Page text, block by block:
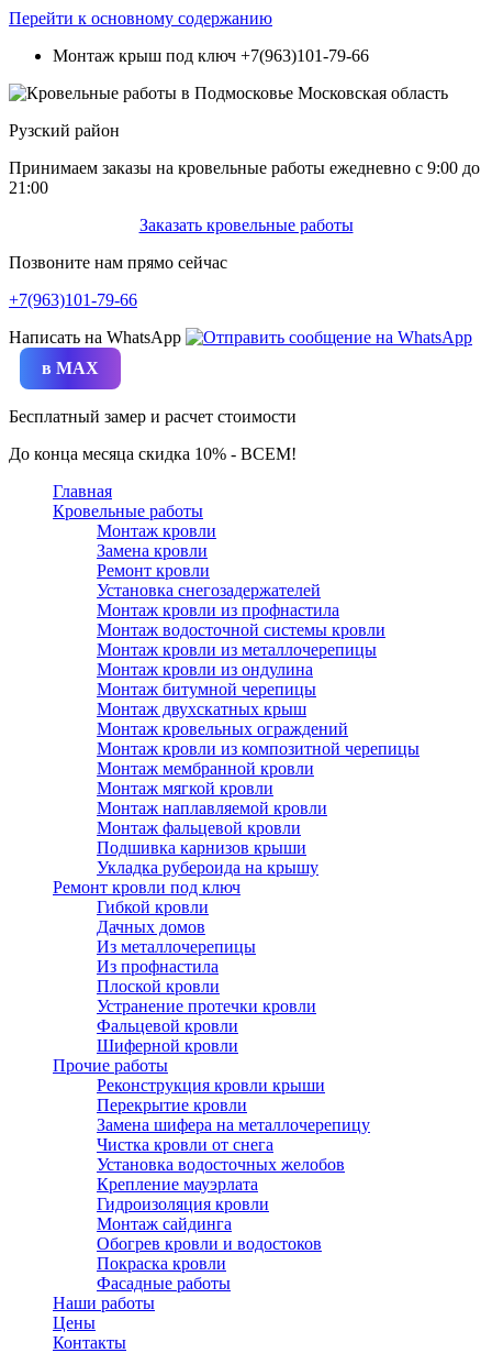
Перейти к основному содержанию
Монтаж крыш под ключ +7(963)101-79-66
Рузский район
Принимаем заказы на кровельные работы ежедневно c 9:00 до
21:00
Заказать кровельные работы
Позвоните нам прямо сейчас
+7(963)101-79-66
Написать на WhatsApp
в MAX
Бесплатный замер и расчет стоимости
До конца месяца скидка 10% - ВСЕМ!
Главная
Кровельные работы
Монтаж кровли
Замена кровли
Ремонт кровли
Установка снегозадержателей
Монтаж кровли из профнастила
Монтаж водосточной системы кровли
Монтаж кровли из металлочерепицы
Монтаж кровли из ондулина
Монтаж битумной черепицы
Монтаж двухскатных крыш
Монтаж кровельных ограждений
Монтаж кровли из композитной черепицы
Монтаж мембранной кровли
Монтаж мягкой кровли
Монтаж наплавляемой кровли
Монтаж фальцевой кровли
Подшивка карнизов крыши
Укладка рубероида на крышу
Ремонт кровли под ключ
Гибкой кровли
Дачных домов
Из металлочерепицы
Из профнастила
Плоской кровли
Устранение протечки кровли
Фальцевой кровли
Шиферной кровли
Прочие работы
Реконструкция кровли крыши
Перекрытие кровли
Замена шифера на металлочерепицу
Чистка кровли от снега
Установка водосточных желобов
Крепление мауэрлата
Гидроизоляция кровли
Монтаж сайдинга
Обогрев кровли и водостоков
Покраска кровли
Фасадные работы
Наши работы
Цены
Контакты